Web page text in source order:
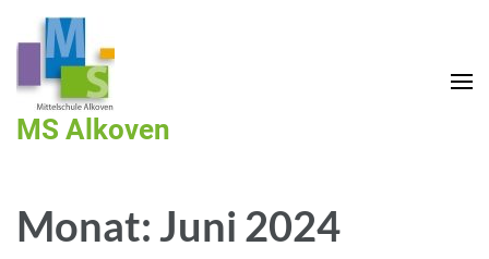
MS Alkoven
Monat: Juni 2024